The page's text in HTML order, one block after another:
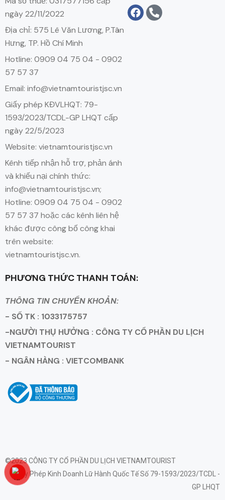
ngày 22/11/2022
Địa chỉ: 575 Lê Văn Lương, P.Tân
Hưng, TP. Hồ Chí Minh
Hotline: 0909 04 75 04 - 0902
57 57 37
Email: info@vietnamtouristjsc.vn
Giấy phép KĐVLHQT: 79-
1593/2023/TCDL-GP LHQT cấp
ngày 22/5/2023
Website: vietnamtouristjsc.vn
Kênh tiếp nhận hỗ trợ, phản ánh
và khiếu nại chính thức:
info@vietnamtouristjsc.vn;
Hotline: 0909 04 75 04 - 0902
57 57 37 hoặc các kênh liên hệ
khác được công bố công khai
trên website:
vietnamtouristjsc.vn.
PHƯƠNG THỨC THANH TOÁN:
THÔNG TIN CHUYỂN KHOẢN:
- SỐ TK : 1033175757
-NGƯỜI THỤ HƯỞNG : CÔNG TY CỔ PHẦN DU LỊCH
VIETNAMTOURIST
- NGÂN HÀNG : VIETCOMBANK
©2023 CÔNG TY CỔ PHẦN DU LỊCH VIETNAMTOURIST
Giấy Phép Kinh Doanh Lữ Hành Quốc Tế Số 79-1593/2023/TCDL -
GP LHQT